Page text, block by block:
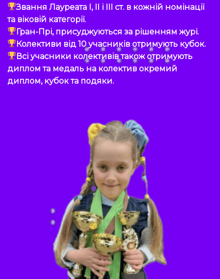
Звання Лауреата I, II і III ст. в кожній номінації
та віковій категорії.
Гран-Прі, присуджуються за рішенням журі.
Колективи від 10 учасників отримують кубок.
Всі учасники колективів також отримують
диплом та медаль на колектив окремий
диплом, кубок та подяки.